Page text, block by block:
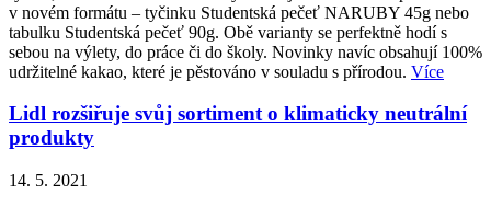
v novém formátu – tyčinku Studentská pečeť NARUBY 45g nebo
tabulku Studentská pečeť 90g. Obě varianty se perfektně hodí s
sebou na výlety, do práce či do školy. Novinky navíc obsahují 100%
udržitelné kakao, které je pěstováno v souladu s přírodou. Více
Lidl rozšiřuje svůj sortiment o klimaticky neutrální
produkty
14. 5. 2021